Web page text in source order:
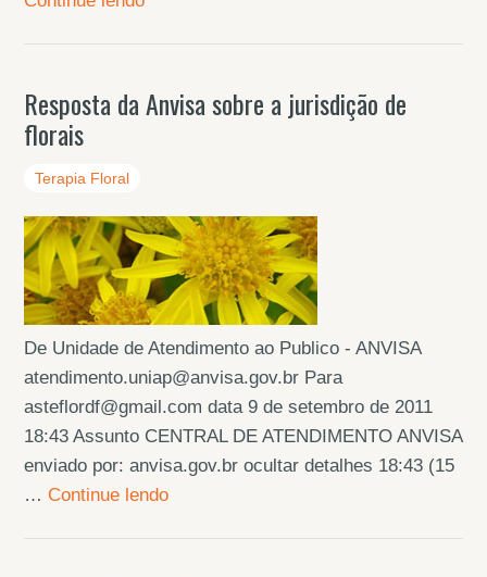
Resposta da Anvisa sobre a jurisdição de
florais
Terapia Floral
De Unidade de Atendimento ao Publico - ANVISA
atendimento.uniap@anvisa.gov.br Para
asteflordf@gmail.com data 9 de setembro de 2011
18:43 Assunto CENTRAL DE ATENDIMENTO ANVISA
enviado por: anvisa.gov.br ocultar detalhes 18:43 (15
… Continue lendo